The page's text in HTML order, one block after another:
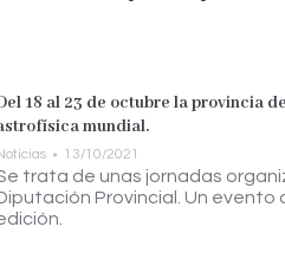
18 al 23 de octubre la provincia
mundial.
13/10/2021
trata de unas jornadas
Provincial. Un evento